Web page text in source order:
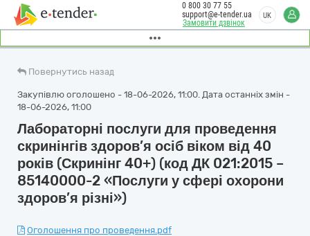
Замовити дзвінок
0 800 30 77 55
support@e-tender.ua
UK
Повернутись назад
Закупівлю оголошено - 18-06-2026, 11:00. Дата останніх змін -
18-06-2026, 11:00
Лабораторні послуги для проведення
скринінгів здоров’я осіб віком від 40
років (Скринінг 40+) (код ДК 021:2015 –
85140000-2 «Послуги у сфері охорони
здоров’я різні»)
Оголошення про проведення.pdf